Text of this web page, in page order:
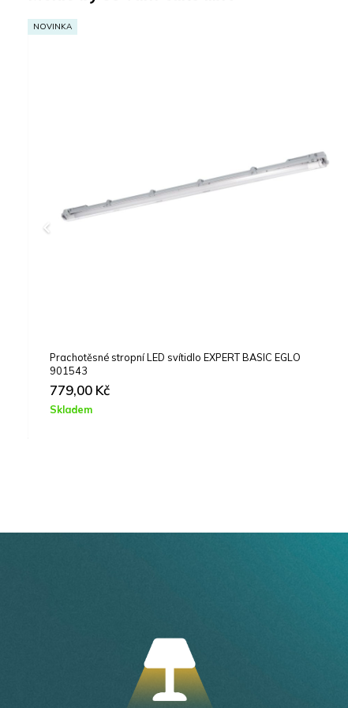
NOVINKA
Prachotěsné stropní LED svítidlo EXPERT BASIC EGLO
901543
779,00 Kč
Skladem